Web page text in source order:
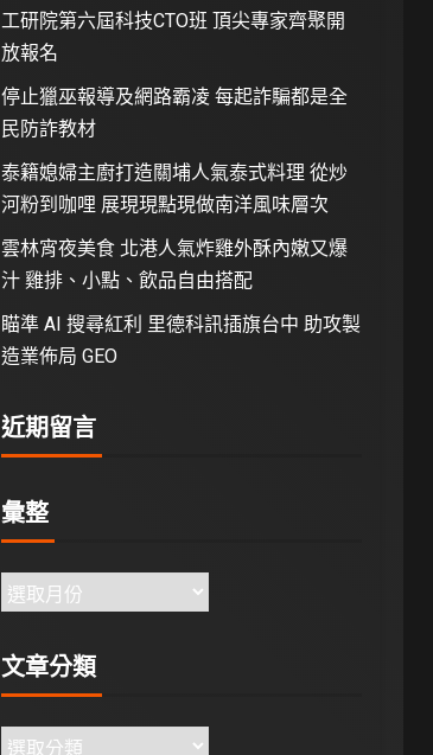
工研院第六屆科技CTO班 頂尖專家齊聚開
放報名
停止獵巫報導及網路霸凌 每起詐騙都是全
民防詐教材
泰籍媳婦主廚打造關埔人氣泰式料理 從炒
河粉到咖哩 展現現點現做南洋風味層次
雲林宵夜美食 北港人氣炸雞外酥內嫩又爆
汁 雞排、小點、飲品自由搭配
瞄準 AI 搜尋紅利 里德科訊插旗台中 助攻製
造業佈局 GEO
近期留言
彙整
文章分類